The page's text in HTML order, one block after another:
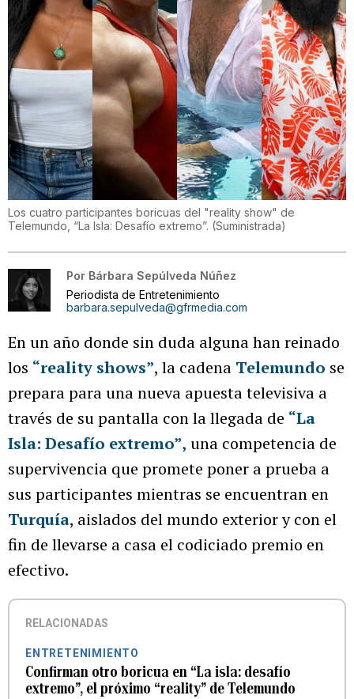
Los cuatro participantes boricuas del "reality show" de
Telemundo, “La Isla: Desafío extremo”. (Suministrada)
Por Bárbara Sepúlveda Núñez
Periodista de Entretenimiento
barbara.sepulveda@gfrmedia.com
En un año donde sin duda alguna han reinado
los “reality shows”, la cadena Telemundo se
prepara para una nueva apuesta televisiva a
través de su pantalla con la llegada de “La
Isla: Desafío extremo”, una competencia de
supervivencia que promete poner a prueba a
sus participantes mientras se encuentran en
Turquía, aislados del mundo exterior y con el
fin de llevarse a casa el codiciado premio en
efectivo.
RELACIONADAS
ENTRETENIMIENTO
Confirman otro boricua en “La isla: desafío
extremo”, el próximo “reality” de Telemundo